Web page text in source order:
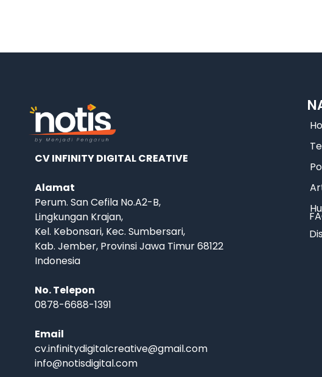
CV INFINITY DIGITAL CREATIVE
Alamat
Perum. San Cefila No.A2-B,
Lingkungan Krajan,
Kel. Kebonsari, Kec. Sumbersari,
Kab. Jember, Provinsi Jawa Timur 68122
Indonesia
No. Telepon
0878-6688-1391
Email
cv.infinitydigitalcreative@gmail.com
info@notisdigital.com